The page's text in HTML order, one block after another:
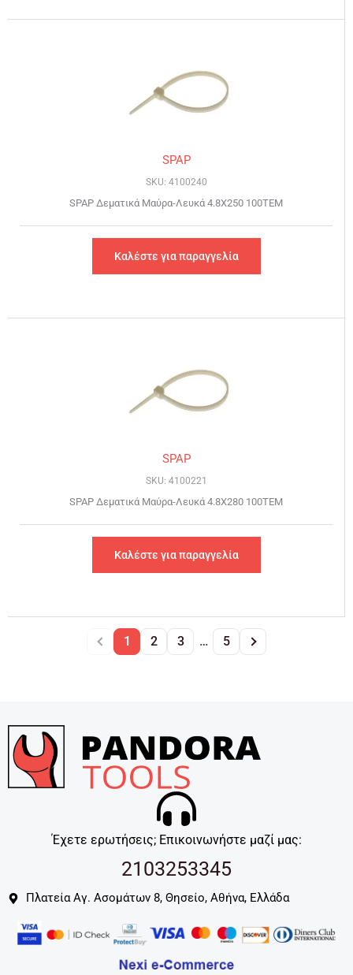
SPAP
SKU: 4100240
SPAP Δεματικά Μαύρα-Λευκά 4.8Χ250 100ΤΕΜ
Καλέστε για παραγγελία
SPAP
SKU: 4100221
SPAP Δεματικά Μαύρα-Λευκά 4.8Χ280 100ΤΕΜ
Καλέστε για παραγγελία
1 2 3 … 5
Έχετε ερωτήσεις; Επικοινωνήστε μαζί μας:
2103253345
Πλατεία Αγ. Ασομάτων 8, Θησείο, Αθήνα, Ελλάδα